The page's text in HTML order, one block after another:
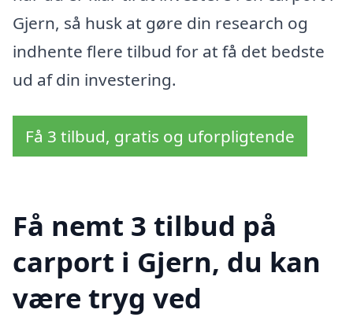
Gjern, så husk at gøre din research og
indhente flere tilbud for at få det bedste
ud af din investering.
Få 3 tilbud, gratis og uforpligtende
Få nemt 3 tilbud på
carport i Gjern, du kan
være tryg ved